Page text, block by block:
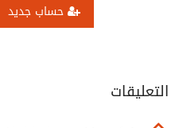
حساب جديد
التعليقات